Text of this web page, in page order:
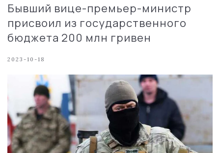
Бывший вице-премьер-министр
присвоил из государственного
бюджета 200 млн гривен
2023-10-18